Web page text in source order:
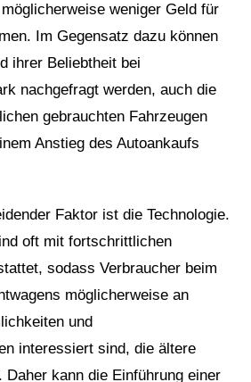
weniger Geld für
Im Gegensatz dazu können
ihrer Beliebtheit bei
nachgefragt werden, auch die
gebrauchten Fahrzeugen
Anstieg des Autoankaufs
Faktor ist die Technologie.
oft mit fortschrittlichen
sodass Verbraucher beim
möglicherweise an
und
interessiert sind, die ältere
Daher kann die Einführung einer